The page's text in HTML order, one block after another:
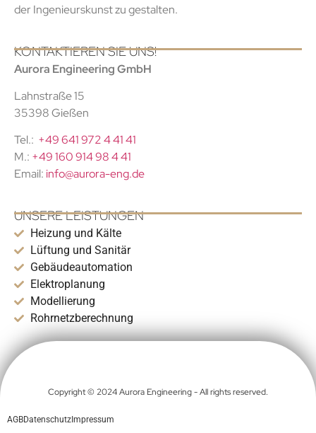
der Ingenieurskunst zu gestalten.
KONTAKTIEREN SIE UNS!
Aurora Engineering GmbH
Lahnstraße 15
35398 Gießen
Tel.: +49 641 972 4 41 41
M.: +49 160 914 98 4 41
Email: info@aurora-eng.de
UNSERE LEISTUNGEN
Heizung und Kälte
Lüftung und Sanitär
Gebäudeautomation
Elektroplanung
Modellierung
Rohrnetzberechnung
Copyright © 2024 Aurora Engineering - All rights reserved.
AGBDatenschutz Impressum